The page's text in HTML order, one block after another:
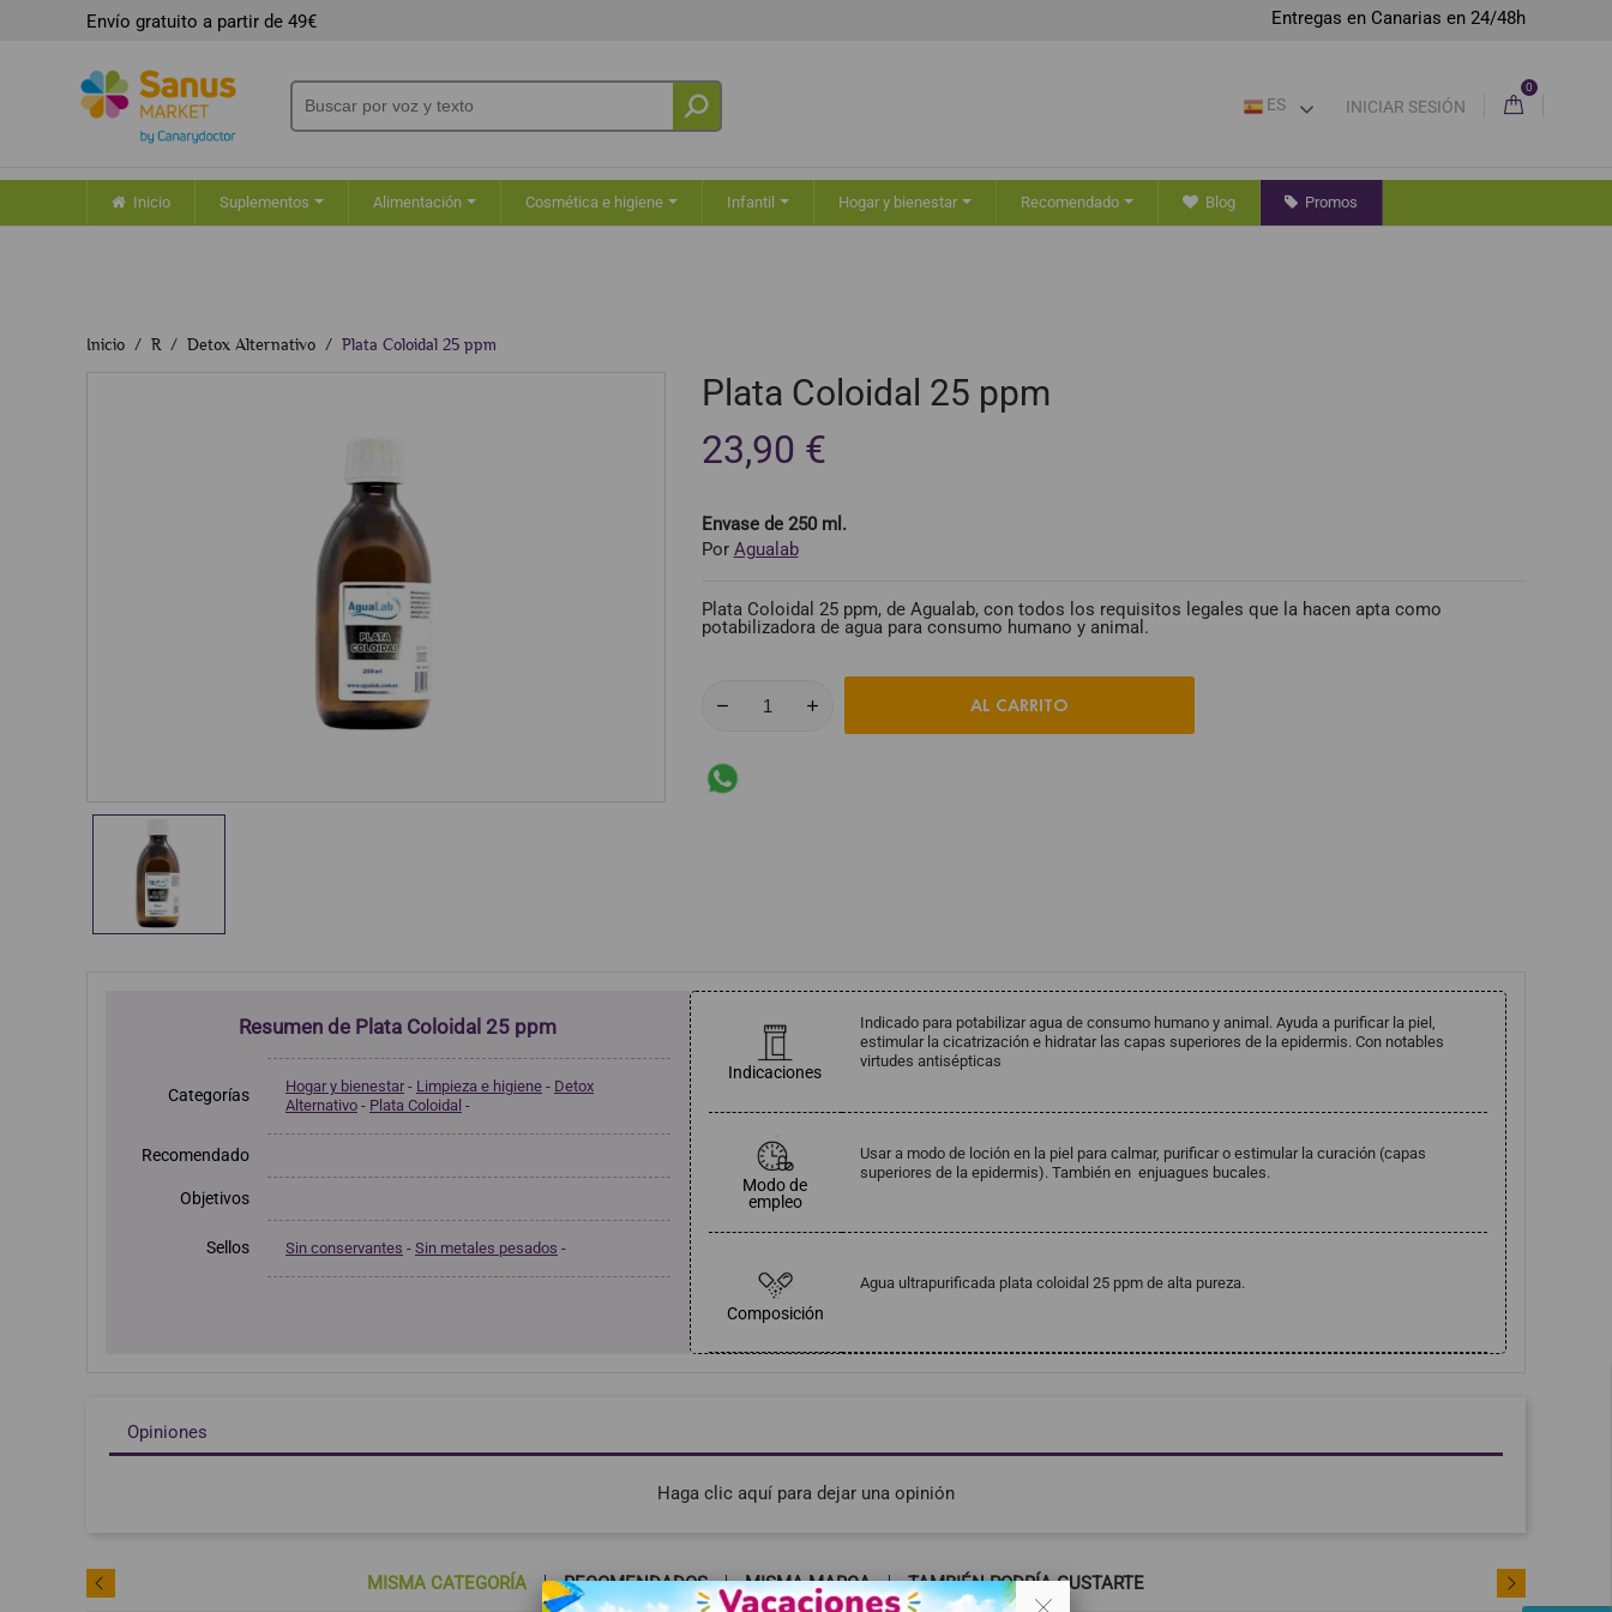
Envío gratuito a partir de 49€ Entregas en Canarias en 24/48h
ES INICIAR SESIÓN
0
Inicio Suplementos Alimentación Cosmética e higiene Infantil Hogar y bienestar Recomendado Blog Promos
Inicio R Detox Alternativo Plata Coloidal 25 ppm
Plata Coloidal 25 ppm
23,90 €
Envase de 250 ml.
Por Agualab
Plata Coloidal 25 ppm, de Agualab, con todos los requisitos legales que la hacen apta como
potabilizadora de agua para consumo humano y animal.
AL CARRITO
Resumen de Plata Coloidal 25 ppm
Categorías Hogar y bienestar - Limpieza e higiene - Detox
Alternativo - Plata Coloidal -
Recomendado
Objetivos
Sellos Sin conservantes - Sin metales pesados -
Indicaciones
Indicado para potabilizar agua de consumo humano y animal. Ayuda a purificar la piel,
estimular la cicatrización e hidratar las capas superiores de la epidermis. Con notables
virtudes antisépticas
Modo de
empleo
Usar a modo de loción en la piel para calmar, purificar o estimular la curación (capas
superiores de la epidermis). También en enjuagues bucales.
Composición
Agua ultrapurificada plata coloidal 25 ppm de alta pureza.
Opiniones
Haga clic aquí para dejar una opinión
MISMA CATEGORÍA RECOMENDADOS MISMA MARCA TAMBIÉN PODRÍA GUSTARTE
. .